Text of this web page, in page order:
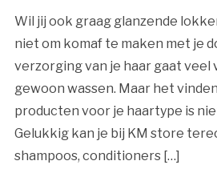
Wil jij ook graag glanzende
niet om komaf te maken met je
verzorging van je haar gaat veel
gewoon wassen. Maar het
producten voor je haartype is
Gelukkig kan je bij KM store
shampoos, conditioners […]